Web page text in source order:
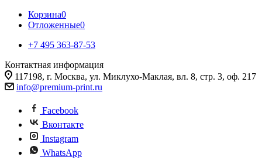
Корзина0
Отложенные0
+7 495 363-87-53
Контактная информация
117198, г. Москва, ул. Миклухо-Маклая, вл. 8, стр. 3, оф. 217
info@premium-print.ru
Facebook
Вконтакте
Instagram
WhatsApp